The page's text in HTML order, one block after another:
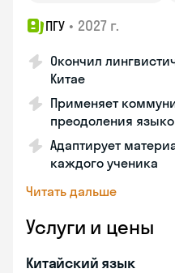
ПГУ • 2027 г.
Окончил
Китае
Применяет
преодоления
Адаптирует
каждого ученика
Читать дальше
Услуги и цены
Китайский язык